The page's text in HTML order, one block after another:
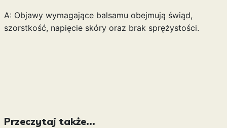
A: Objawy wymagające balsamu obejmują świąd,
szorstkość, napięcie skóry oraz brak sprężystości.
Przeczytaj także...